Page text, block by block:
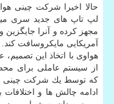
حالا اخیرا شركت چینی
لپ تاپ های جدید سری
آمریكایی مایكروسافت كند.
هواوی با اتخاذ این تصمیم،
از سیستم عاملی برای
كه توسط یك شركت چینی
ادامه چالش ها و